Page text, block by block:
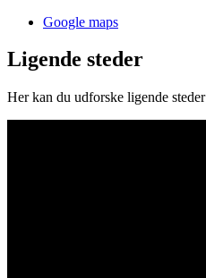
Google maps
Ligende steder
Her kan du udforske ligende steder